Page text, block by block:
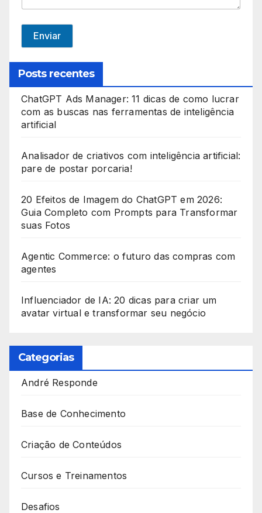
S
a
t
s
+
Enviar
Posts recentes
ChatGPT Ads Manager: 11 dicas de como lucrar
com as buscas nas ferramentas de inteligência
artificial
Analisador de criativos com inteligência artificial:
pare de postar porcaria!
20 Efeitos de Imagem do ChatGPT em 2026:
Guia Completo com Prompts para Transformar
suas Fotos
Agentic Commerce: o futuro das compras com
agentes
Influenciador de IA: 20 dicas para criar um
avatar virtual e transformar seu negócio
Categorias
André Responde
Base de Conhecimento
Criação de Conteúdos
Cursos e Treinamentos
Desafios